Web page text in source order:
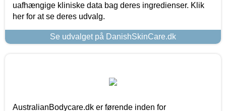
uafhængige kliniske data bag deres ingredienser. Klik
her for at se deres udvalg.
Se udvalget på DanishSkinCare.dk
AustralianBodycare.dk er førende inden for